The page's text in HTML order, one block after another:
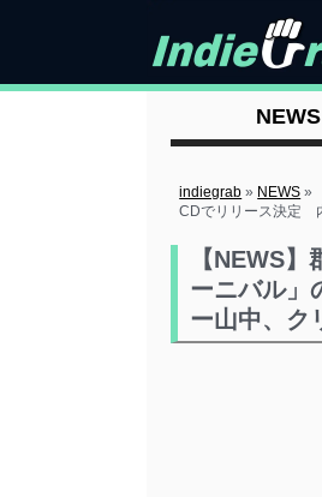
NEWS
indiegrab » NEWS »
CDでリリース決定
【NEWS
ーニバル」
ー山中、ク